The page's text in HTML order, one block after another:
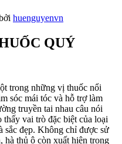
huenguyenvn
QUÝ
trong những vị thuốc nổi
sóc mái tóc và hỗ trợ làm
truyền tai nhau câu nói
thấy vai trò đặc biệt của loại
sắc đẹp. Không chỉ được sử
hà thủ ô còn xuất hiện trong